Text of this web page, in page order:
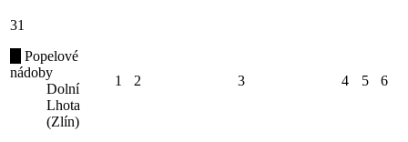
31
Popelové
nádoby
Dolní
Lhota
(Zlín)
1 2 3 4 5 6